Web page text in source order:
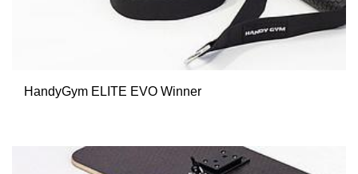
HandyGym ELITE EVO Winner